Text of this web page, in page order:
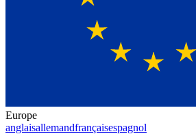
Europe
anglaisallemandfrançaisespagnol